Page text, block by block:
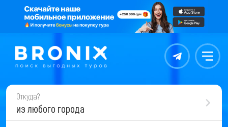
Контакты Меню
Откуда?
из любого города